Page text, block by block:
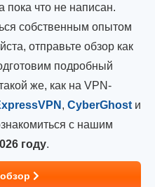
пока что не написан.
собственным опытом
отправьте обзор как
подробный
же, как на VPN-
, CyberGhost и
с нашим
году.